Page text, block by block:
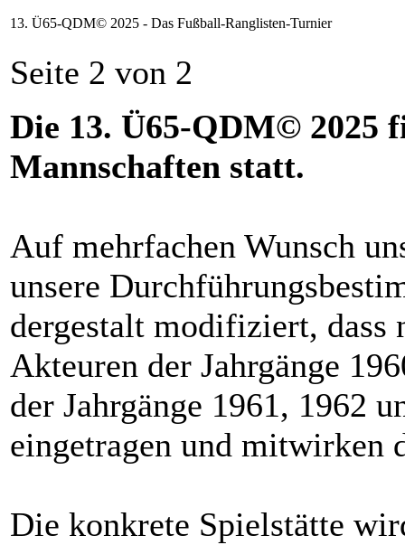
13. Ü65-QDM© 2025 - Das Fußball-Ranglisten-Turnier
Seite 2 von 2
Die 13. Ü65-QDM© 2025
Mannschaften statt.
Auf mehrfachen Wunsch
unsere
dergestalt modifiziert, dass
Akteuren der Jahrgänge
der Jahrgänge 1961, 1962
eingetragen und mitwirken
Die konkrete Spielstätte